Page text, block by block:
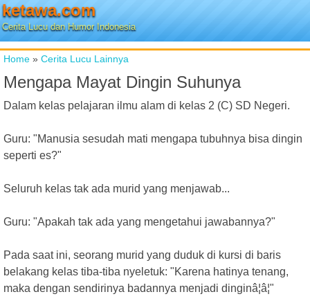
ketawa.com
Cerita Lucu dan Humor Indonesia
Home » Cerita Lucu Lainnya
Mengapa Mayat Dingin Suhunya
Dalam kelas pelajaran ilmu alam di kelas 2 (C) SD Negeri.
Guru: "Manusia sesudah mati mengapa tubuhnya bisa dingin
seperti es?"
Seluruh kelas tak ada murid yang menjawab...
Guru: "Apakah tak ada yang mengetahui jawabannya?"
Pada saat ini, seorang murid yang duduk di kursi di baris
belakang kelas tiba-tiba nyeletuk: "Karena hatinya tenang,
maka dengan sendirinya badannya menjadi dinginâ¦â¦"